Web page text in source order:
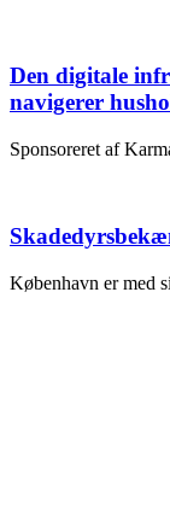
Den digitale
navigerer
Sponsoreret af
København er med